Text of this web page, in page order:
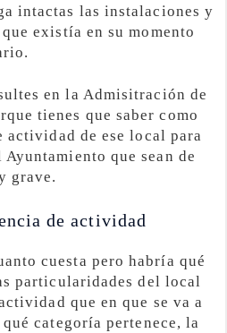
intactas las instalaciones y
existía en su momento
en la Admisitración de
tienes que saber como
actividad de ese local para
que sean de
grave.
de actividad
cuesta pero habría qué
particularidades del local
que en que se va a
categoría pertenece, la